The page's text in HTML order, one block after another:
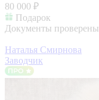
80 000 ₽
Подарок
Документы проверены
Наталья Смирнова
Заводчик